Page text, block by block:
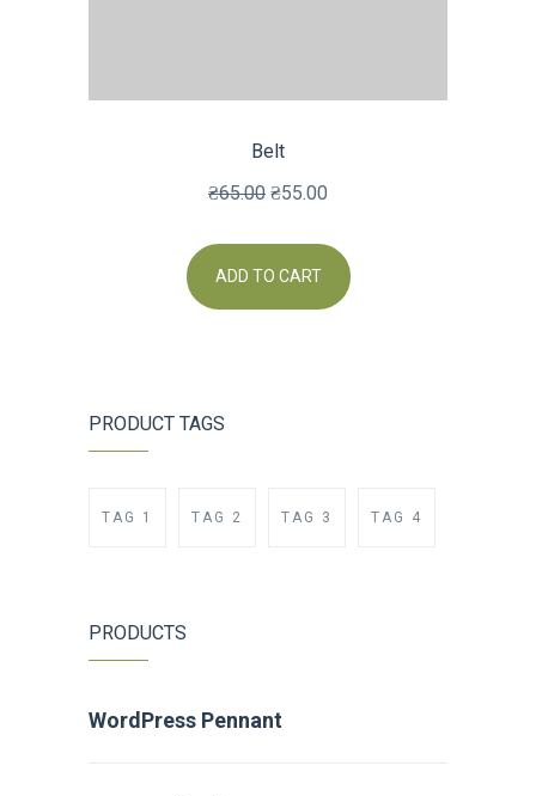
Belt
₴65.00 ₴55.00
ADD TO CART
PRODUCT TAGS
TAG 1 TAG 2 TAG 3 TAG 4
PRODUCTS
WordPress Pennant